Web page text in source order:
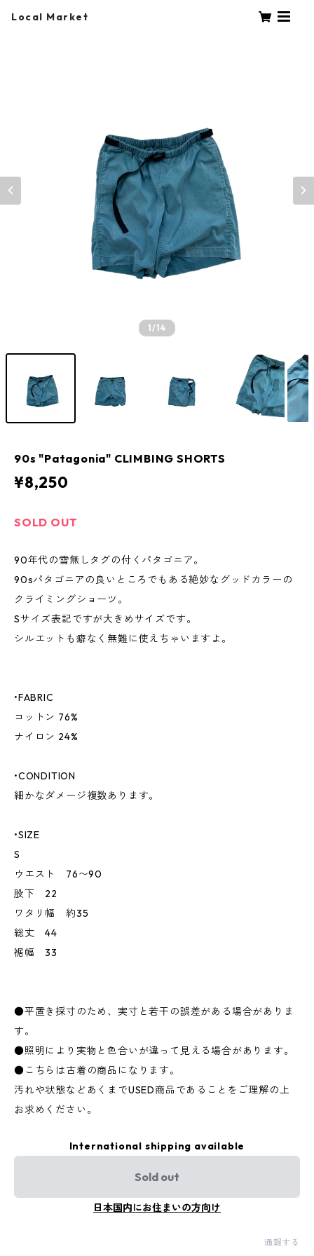
Local Market
1/14
90s "Patagonia" CLIMBING SHORTS
¥8,250
SOLD OUT
90年代の雪無しタグの付くパタゴニア。
90sパタゴニアの良いところでもある絶妙なグッドカラーの
クライミングショーツ。
Sサイズ表記ですが大きめサイズです。
シルエットも癖なく無難に使えちゃいますよ。
•FABRIC
コットン 76%
ナイロン 24%
•CONDITION
細かなダメージ複数あります。
•SIZE
S
ウエスト 76〜90
股下 22
ワタリ幅 約35
総丈 44
裾幅 33
●平置き採寸のため、実寸と若干の誤差がある場合がありま
す。
●照明により実物と色合いが違って見える場合があります。
●こちらは古着の商品になります。
汚れや状態などあくまでUSED商品であることをご理解の上
お求めください。
International shipping available
Sold out
日本国内にお住まいの方向け
通報する